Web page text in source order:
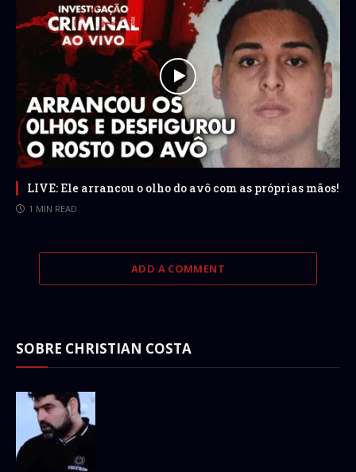
LIVE: Ele arrancou o olho do avô com as próprias mãos!
1 MIN READ
ADD A COMMENT
SOBRE CHRISTIAN COSTA